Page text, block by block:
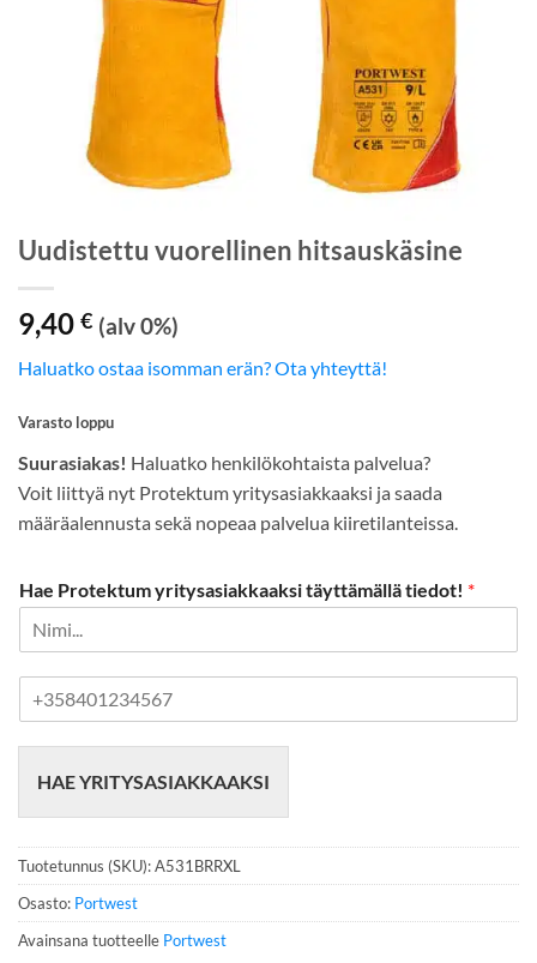
Uudistettu vuorellinen hitsauskäsine
9,40 € (alv 0%)
Haluatko ostaa isomman erän? Ota yhteyttä!
Varasto loppu
Suurasiakas! Haluatko henkilökohtaista palvelua?
Voit liittyä nyt Protektum yritysasiakkaaksi ja saada
määräalennusta sekä nopeaa palvelua kiiretilanteissa.
Hae Protektum yritysasiakkaaksi täyttämällä tiedot! *
n
u
m
e
r
HAE YRITYSASIAKKAAKSI
Tuotetunnus (SKU):A531BRRXL
Osasto: Portwest
Avainsana tuotteelle Portwest